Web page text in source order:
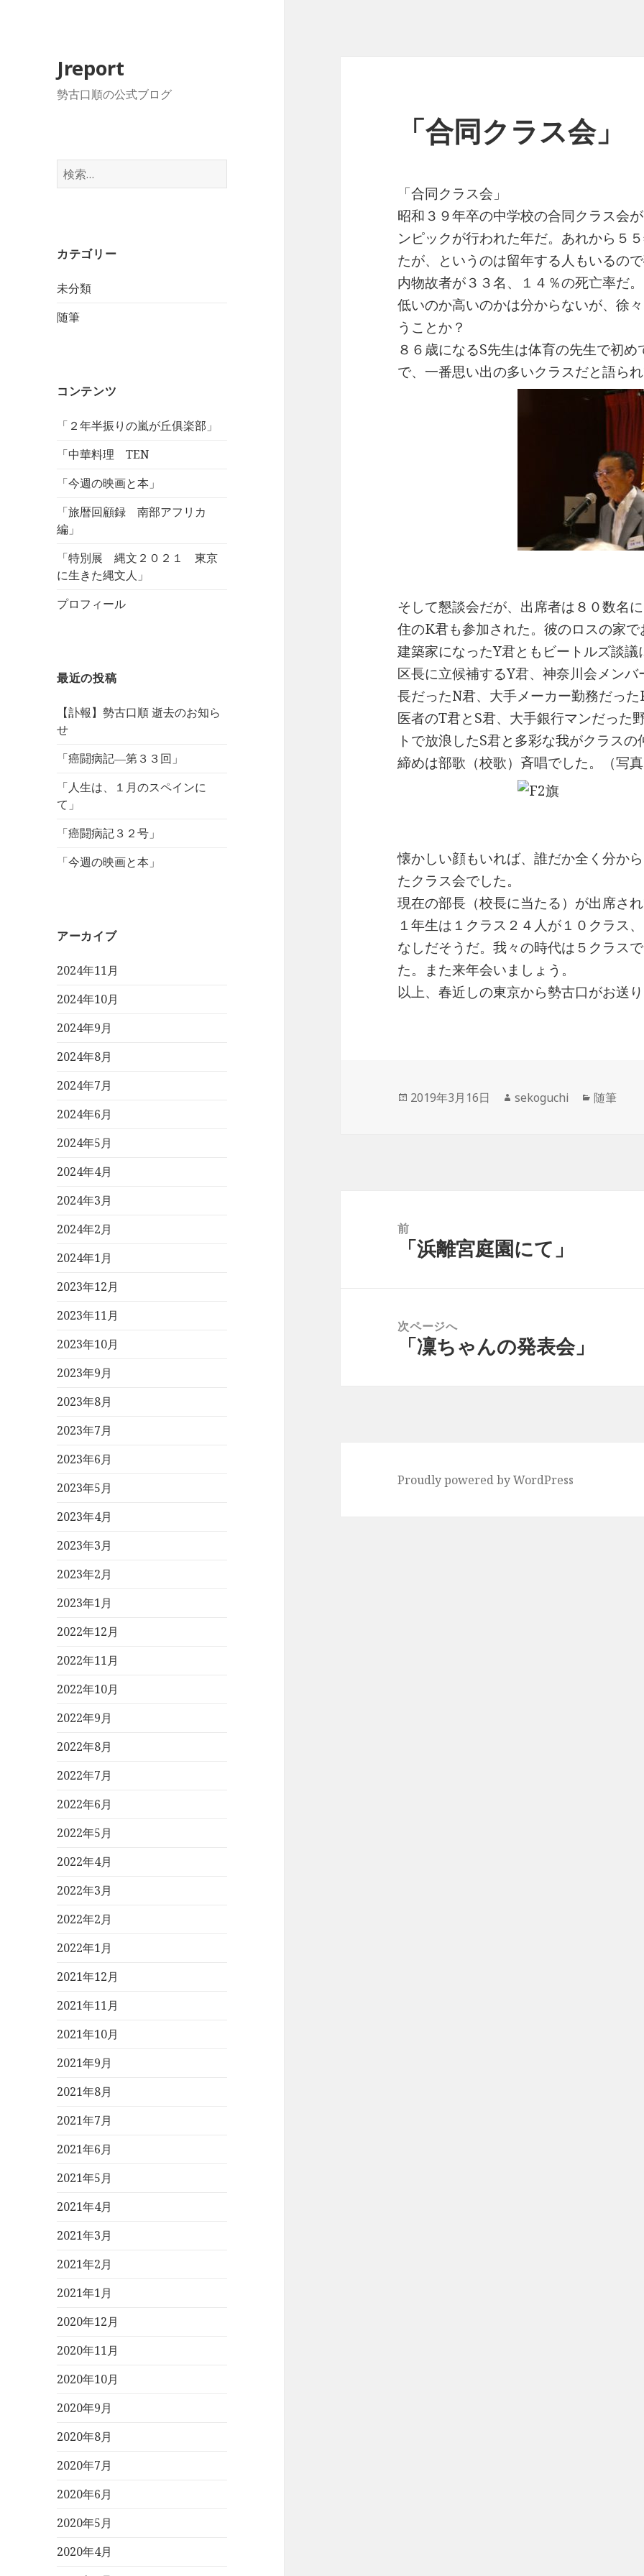
Jreport
勢古口順の公式ブログ
検
索:
カテゴリー
未分類
随筆
コンテンツ
「２年半振りの嵐が丘俱楽部」
「中華料理 TEN
「今週の映画と本」
「旅暦回顧録 南部アフリカ
編」
「特別展 縄文２０２１ 東京
に生きた縄文人」
プロフィール
最近の投稿
【訃報】勢古口順 逝去のお知ら
せ
「癌闘病記―第３３回」
「人生は、１月のスペインに
て」
「癌闘病記３２号」
「今週の映画と本」
アーカイブ
2024年11月
2024年10月
2024年9月
2024年8月
2024年7月
2024年6月
2024年5月
2024年4月
2024年3月
2024年2月
2024年1月
2023年12月
2023年11月
2023年10月
2023年9月
2023年8月
2023年7月
2023年6月
2023年5月
2023年4月
2023年3月
2023年2月
2023年1月
2022年12月
2022年11月
2022年10月
2022年9月
2022年8月
2022年7月
2022年6月
2022年5月
2022年4月
2022年3月
2022年2月
2022年1月
2021年12月
2021年11月
2021年10月
2021年9月
2021年8月
2021年7月
2021年6月
2021年5月
2021年4月
2021年3月
2021年2月
2021年1月
2020年12月
2020年11月
2020年10月
2020年9月
2020年8月
2020年7月
2020年6月
2020年5月
2020年4月
「合同クラス会」
「合同クラス会」
昭和３９年卒の中学校の合同クラス会
ンピックが行われた年だ。あれから５
たが、というのは留年する人もいるの
内物故者が３３名、１４％の死亡率だ
低いのか高いのかは分からないが、徐
うことか？
８６歳になるS先生は体育の先生で初
で、一番思い出の多いクラスだと語ら
そして懇談会だが、出席者は８０数名
住のK君も参加された。彼のロスの家
建築家になったY君ともビートルズ談
区長に立候補するY君、神奈川会メン
長だったN君、大手メーカー勤務だっ
医者のT君とS君、大手銀行マンだった
トで放浪したS君と多彩な我がクラスの
締めは部歌（校歌）斉唱でした。（写真
懐かしい顔もいれば、誰だか全く分か
たクラス会でした。
現在の部長（校長に当たる）が出席さ
１年生は１クラス２４人が１０クラス
なしだそうだ。我々の時代は５クラス
た。また来年会いましょう。
以上、春近しの東京から勢古口がお送り
投
2019年3月16日
作
sekoguchi
カ
随筆
前
前「浜離宮庭園にて」
次ページへ
次「凜ちゃんの発表会」
Proudly powered by WordPress